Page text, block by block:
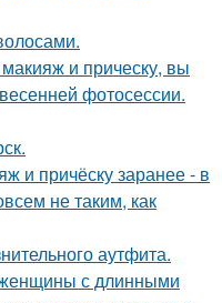
и прическу, вы
фотосессии.
и причёску заранее - в
не таким, как
аутфита.
с длинными